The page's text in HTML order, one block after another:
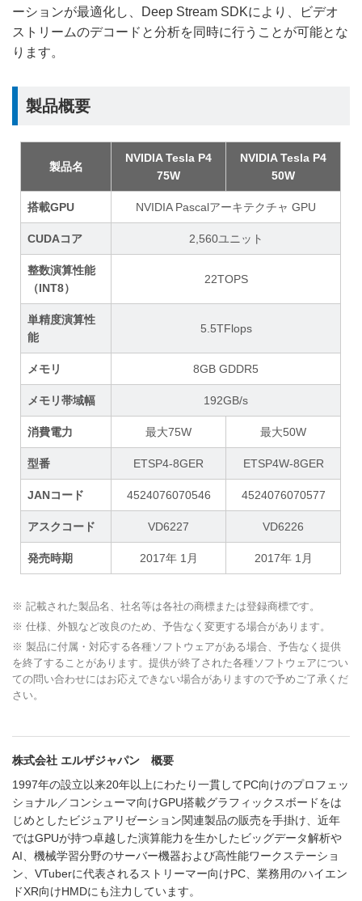
ーションが最適化し、Deep Stream SDKにより、ビデオ
ストリームのデコードと分析を同時に行うことが可能とな
ります。
製品概要
製品名
NVIDIA Tesla P4
75W
NVIDIA Tesla P4
50W
搭載GPU NVIDIA Pascalアーキテクチャ GPU
CUDAコア 2,560ユニット
整数演算性能
（INT8）
22TOPS
単精度演算性
能
5.5TFlops
メモリ 8GB GDDR5
メモリ帯域幅 192GB/s
消費電力 最大75W 最大50W
型番 ETSP4-8GER ETSP4W-8GER
JANコード 4524076070546 4524076070577
アスクコード VD6227 VD6226
発売時期 2017年 1月 2017年 1月
※ 記載された製品名、社名等は各社の商標または登録商標です。
※ 仕様、外観など改良のため、予告なく変更する場合があります。
※ 製品に付属・対応する各種ソフトウェアがある場合、予告なく提供
を終了することがあります。提供が終了された各種ソフトウェアについ
ての問い合わせにはお応えできない場合がありますので予めご了承くだ
さい。
株式会社 エルザジャパン 概要
1997年の設立以来20年以上にわたり一貫してPC向けのプロフェッ
ショナル／コンシューマ向けGPU搭載グラフィックスボードをは
じめとしたビジュアリゼーション関連製品の販売を手掛け、近年
ではGPUが持つ卓越した演算能力を生かしたビッグデータ解析や
AI、機械学習分野のサーバー機器および高性能ワークステーショ
ン、VTuberに代表されるストリーマー向けPC、業務用のハイエン
ドXR向けHMDにも注力しています。